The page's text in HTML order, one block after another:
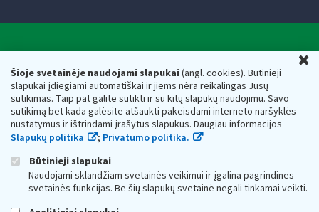
Šioje svetainėje naudojami slapukai(angl. cookies). Būtinieji
slapukai įdiegiami automatiškai ir jiems nėra reikalingas Jūsų
sutikimas. Taip pat galite sutikti ir su kitų slapukų naudojimu. Savo
sutikimą bet kada galėsite atšaukti pakeisdami interneto naršyklės
nustatymus ir ištrindami įrašytus slapukus. Daugiau informacijos
Slapukų politika
; Privatumo politika.
Būtinieji slapukai
Naudojami sklandžiam svetainės veikimui ir įgalina pagrindines
svetainės funkcijas. Be šių slapukų svetainė negali tinkamai veikti.
Respublikos finansų ministerijos
Biudžetinė įstaiga. Juridinio asmens kodas — 188659752,
adresas: Vasario 16-osios g. 14, 01107 Vilnius, Lietuva, el.paštas:
vmi@vmi.lt, E. pristatymo dėžutės adresas 188659752
Duomenys apie Valstybinę mokesčių inspekciją prie Lietuvos
Respublikos finansų ministerijos kaupiami ir saugomi Juridinių